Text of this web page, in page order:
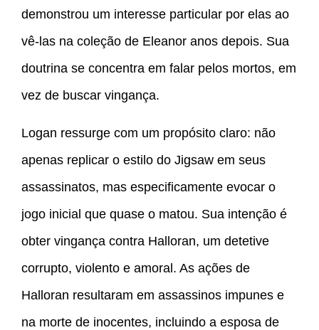
demonstrou um interesse particular por elas ao
vê-las na coleção de Eleanor anos depois. Sua
doutrina se concentra em falar pelos mortos, em
vez de buscar vingança.
Logan ressurge com um propósito claro: não
apenas replicar o estilo do Jigsaw em seus
assassinatos, mas especificamente evocar o
jogo inicial que quase o matou. Sua intenção é
obter vingança contra Halloran, um detetive
corrupto, violento e amoral. As ações de
Halloran resultaram em assassinos impunes e
na morte de inocentes, incluindo a esposa de